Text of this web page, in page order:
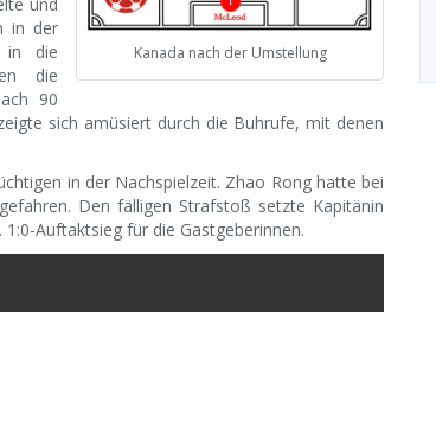
Kanada nach der Umstellung
in der
in die
die
90
sich amüsiert durch die Buhrufe, mit denen
in der Nachspielzeit. Zhao Rong hatte bei
Den fälligen Strafstoß setzte Kapitänin
Auftaktsieg für die Gastgeberinnen.